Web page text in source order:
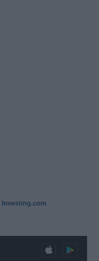
Investing.com